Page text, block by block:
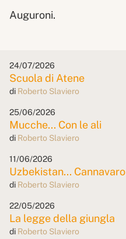
Auguroni.
24/07/2026
Scuola di Atene
di Roberto Slaviero
25/06/2026
Mucche... Con le ali
di Roberto Slaviero
11/06/2026
Uzbekistan... Cannavaro
di Roberto Slaviero
22/05/2026
La legge della giungla
di Roberto Slaviero